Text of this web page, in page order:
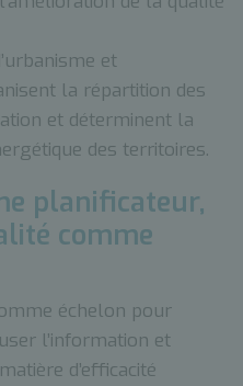
et
la répartition des
et déterminent la
des territoires.
planificateur,
comme
échelon pour
l’information et
d’efficacité